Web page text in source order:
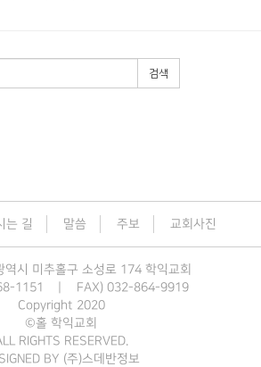
검색
는 길 말씀 주보 교회사진
시 미추홀구 소성로 174 학익교회
1151
FAX) 032-864-9919
Copyright 2020
©홀 학익교회
RIGHTS RESERVED.
BY (주)스데반정보